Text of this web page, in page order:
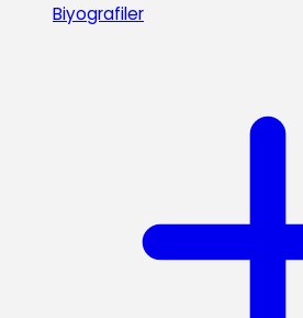
Biyografiler